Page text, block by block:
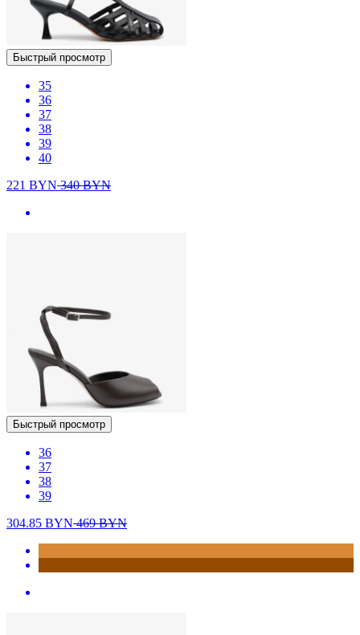
Быстрый просмотр
35
36
37
38
39
40
221 BYN340BYN
Быстрый просмотр
36
37
38
39
304.85 BYN469BYN